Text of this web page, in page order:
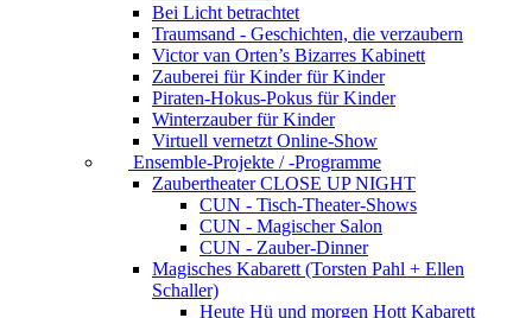
Bei Licht betrachtet
Traumsand - Geschichten, die verzaubern
Victor van Orten’s Bizarres Kabinett
Zauberei für Kinder für Kinder
Piraten-Hokus-Pokus für Kinder
Winterzauber für Kinder
Virtuell vernetzt Online-Show
Ensemble-Projekte / -Programme
Zaubertheater CLOSE UP NIGHT
CUN - Tisch-Theater-Shows
CUN - Magischer Salon
CUN - Zauber-Dinner
Magisches Kabarett (Torsten Pahl + Ellen
Schaller)
Heute Hü und morgen Hott Kabarett